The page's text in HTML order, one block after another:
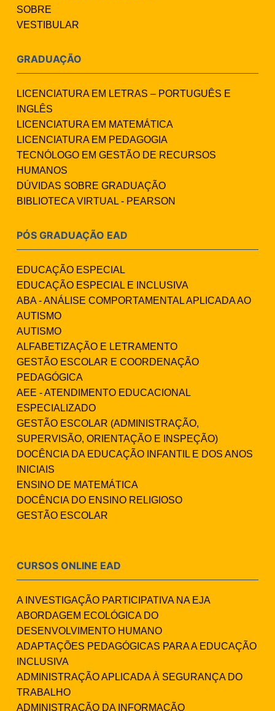
SOBRE
VESTIBULAR
GRADUAÇÃO
LICENCIATURA EM LETRAS – PORTUGUÊS E
INGLÊS
LICENCIATURA EM MATEMÁTICA
LICENCIATURA EM PEDAGOGIA
TECNÓLOGO EM GESTÃO DE RECURSOS
HUMANOS
DÚVIDAS SOBRE GRADUAÇÃO
BIBLIOTECA VIRTUAL - PEARSON
PÓS GRADUAÇÃO EAD
EDUCAÇÃO ESPECIAL
EDUCAÇÃO ESPECIAL E INCLUSIVA
ABA - ANÁLISE COMPORTAMENTAL APLICADA AO
AUTISMO
AUTISMO
ALFABETIZAÇÃO E LETRAMENTO
GESTÃO ESCOLAR E COORDENAÇÃO
PEDAGÓGICA
AEE - ATENDIMENTO EDUCACIONAL
ESPECIALIZADO
GESTÃO ESCOLAR (ADMINISTRAÇÃO,
SUPERVISÃO, ORIENTAÇÃO E INSPEÇÃO)
DOCÊNCIA DA EDUCAÇÃO INFANTIL E DOS ANOS
INICIAIS
ENSINO DE MATEMÁTICA
DOCÊNCIA DO ENSINO RELIGIOSO
GESTÃO ESCOLAR
CURSOS ONLINE EAD
A INVESTIGAÇÃO PARTICIPATIVA NA EJA
ABORDAGEM ECOLÓGICA DO
DESENVOLVIMENTO HUMANO
ADAPTAÇÕES PEDAGÓGICAS PARA A EDUCAÇÃO
INCLUSIVA
ADMINISTRAÇÃO APLICADA À SEGURANÇA DO
TRABALHO
ADMINISTRAÇÃO DA INFORMAÇÃO